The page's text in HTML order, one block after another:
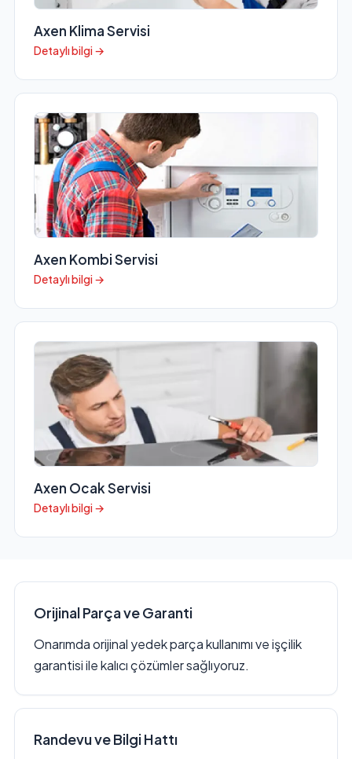
Axen Klima Servisi
Detaylı bilgi →
Axen Kombi Servisi
Detaylı bilgi →
Axen Ocak Servisi
Detaylı bilgi →
Orijinal Parça ve Garanti
Onarımda orijinal yedek parça kullanımı ve işçilik
garantisi ile kalıcı çözümler sağlıyoruz.
Randevu ve Bilgi Hattı